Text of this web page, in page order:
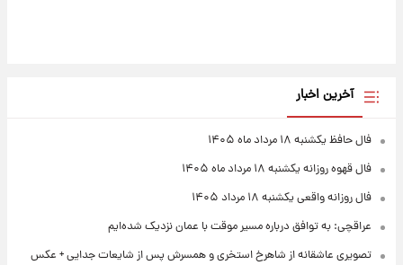
آخرین اخبار
فال حافظ یکشنبه ۱۸ مرداد ماه ۱۴۰۵
فال قهوه روزانه یکشنبه ۱۸ مرداد ماه ۱۴۰۵
فال روزانه واقعی یکشنبه ۱۸ مرداد ۱۴۰۵
عراقچی: به توافق درباره مسیر موقت با عمان نزدیک شده‌ایم
تصویری عاشقانه از شاهرخ استخری و همسرش پس از شایعات جدایی + عکس